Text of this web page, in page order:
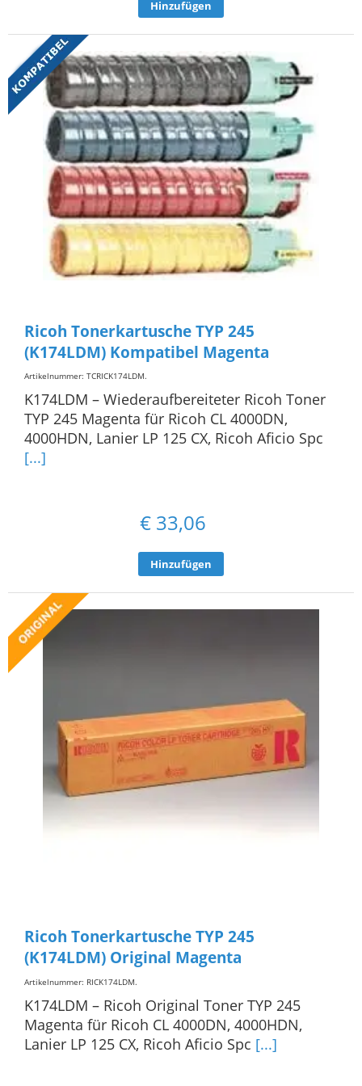
Hinzufügen
Ricoh Tonerkartusche TYP 245
(K174LDM) Kompatibel Magenta
Artikelnummer: TCRICK174LDM.
K174LDM – Wiederaufbereiteter Ricoh Toner
TYP 245 Magenta für Ricoh CL 4000DN,
4000HDN, Lanier LP 125 CX, Ricoh Aficio Spc
[...]
€ 33,06
Hinzufügen
Ricoh Tonerkartusche TYP 245
(K174LDM) Original Magenta
Artikelnummer: RICK174LDM.
K174LDM – Ricoh Original Toner TYP 245
Magenta für Ricoh CL 4000DN, 4000HDN,
Lanier LP 125 CX, Ricoh Aficio Spc [...]